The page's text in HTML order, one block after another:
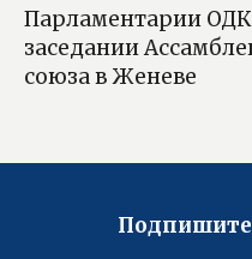
Парламентарии
заседании
союза в Женеве